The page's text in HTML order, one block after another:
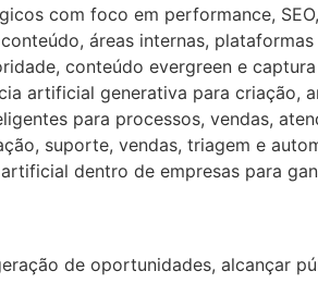
com foco em performance,
áreas internas,
conteúdo evergreen e
artificial generativa para criação,
para processos, vendas,
suporte, vendas, triagem e
dentro de empresas para
de oportunidades, alcançar